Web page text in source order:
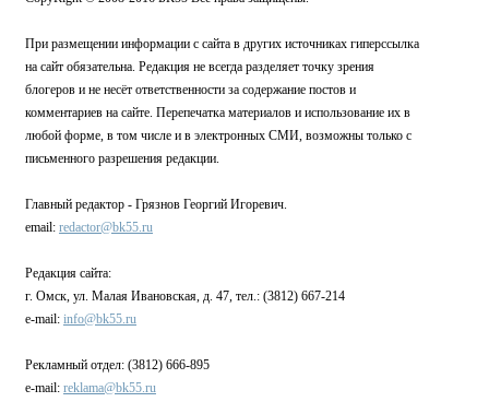
При размещении информации с сайта в других источниках гиперссылка
на сайт обязательна. Редакция не всегда разделяет точку зрения
блогеров и не несёт ответственности за содержание постов и
комментариев на сайте. Перепечатка материалов и использование их в
любой форме, в том числе и в электронных СМИ, возможны только с
письменного разрешения редакции.
Главный редактор - Грязнов Георгий Игоревич.
email: redactor@bk55.ru
Редакция сайта:
г. Омск, ул. Малая Ивановская, д. 47, тел.: (3812) 667-214
e-mail: info@bk55.ru
Рекламный отдел: (3812) 666-895
e-mail: reklama@bk55.ru